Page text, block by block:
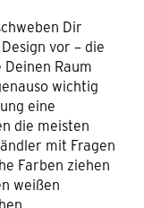
Dir
vor – die
Deinen Raum
wichtig
eine
die meisten
mit Fragen
Farben ziehen
weißen